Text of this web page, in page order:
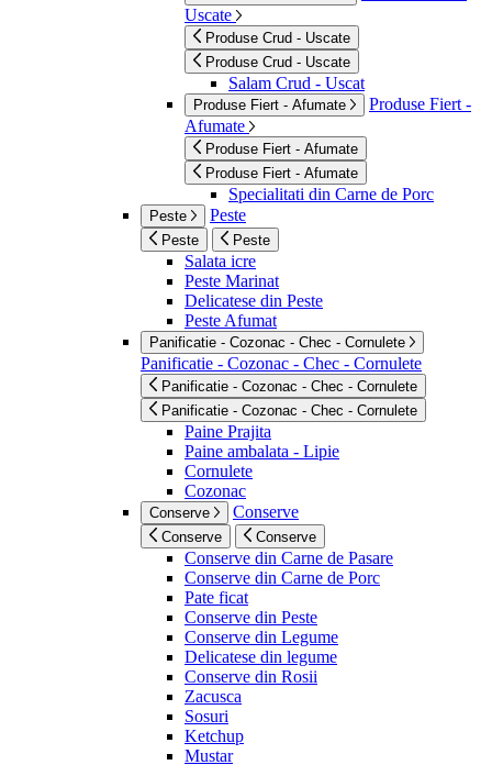
Uscate
Produse Crud - Uscate
Produse Crud - Uscate
Salam Crud - Uscat
Produse Fiert - Afumate
Produse Fiert -
Afumate
Produse Fiert - Afumate
Produse Fiert - Afumate
Specialitati din Carne de Porc
Peste Peste
Peste Peste
Salata icre
Peste Marinat
Delicatese din Peste
Peste Afumat
Panificatie - Cozonac - Chec - Cornulete
Panificatie - Cozonac - Chec - Cornulete
Panificatie - Cozonac - Chec - Cornulete
Panificatie - Cozonac - Chec - Cornulete
Paine Prajita
Paine ambalata - Lipie
Cornulete
Cozonac
Conserve Conserve
Conserve Conserve
Conserve din Carne de Pasare
Conserve din Carne de Porc
Pate ficat
Conserve din Peste
Conserve din Legume
Delicatese din legume
Conserve din Rosii
Zacusca
Sosuri
Ketchup
Mustar